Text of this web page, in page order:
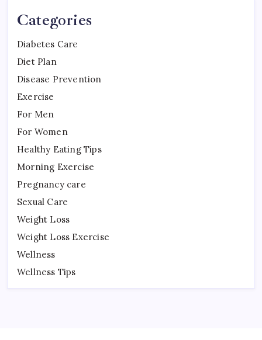
Categories
Diabetes Care
Diet Plan
Disease Prevention
Exercise
For Men
For Women
Healthy Eating Tips
Morning Exercise
Pregnancy care
Sexual Care
Weight Loss
Weight Loss Exercise
Wellness
Wellness Tips